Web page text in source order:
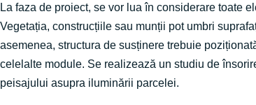
La faza de proiect, se vor lua în considerare toate
Vegetația, construcțiile sau munții pot umbri
asemenea, structura de susținere trebuie
celelalte module. Se realizează un studiu de
peisajului asupra iluminării parcelei.